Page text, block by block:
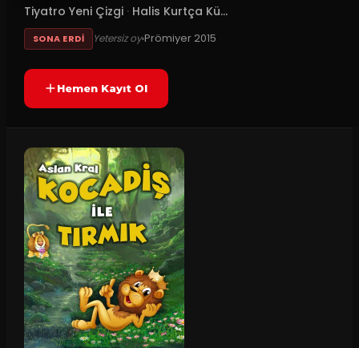
Tiyatro Yeni Çizgi · Halis Kurtça Kü...
SONA ERDI Yetersiz oyPrömiyer 2015
Hemen Kayıt Ol